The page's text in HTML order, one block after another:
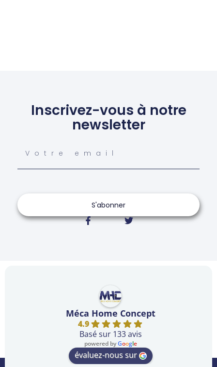
Inscrivez-vous à notre
newsletter
S'abonner
Méca Home Concept
4.9
Basé sur 133 avis
powered byGoogle
évaluez-nous sur